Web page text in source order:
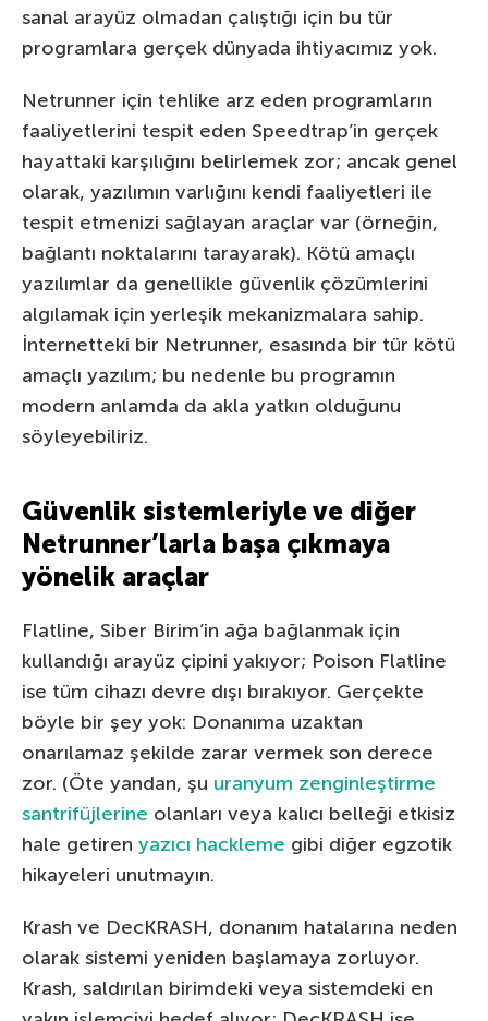
sanal arayüz olmadan çalıştığı için bu tür
programlara gerçek dünyada ihtiyacımız yok.
Netrunner için tehlike arz eden programların
faaliyetlerini tespit eden Speedtrap’in gerçek
hayattaki karşılığını belirlemek zor; ancak genel
olarak, yazılımın varlığını kendi faaliyetleri ile
tespit etmenizi sağlayan araçlar var (örneğin,
bağlantı noktalarını tarayarak). Kötü amaçlı
yazılımlar da genellikle güvenlik çözümlerini
algılamak için yerleşik mekanizmalara sahip.
İnternetteki bir Netrunner, esasında bir tür kötü
amaçlı yazılım; bu nedenle bu programın
modern anlamda da akla yatkın olduğunu
söyleyebiliriz.
Güvenlik sistemleriyle ve diğer
Netrunner’larla başa çıkmaya
yönelik araçlar
Flatline, Siber Birim’in ağa bağlanmak için
kullandığı arayüz çipini yakıyor; Poison Flatline
ise tüm cihazı devre dışı bırakıyor. Gerçekte
böyle bir şey yok: Donanıma uzaktan
onarılamaz şekilde zarar vermek son derece
zor. (Öte yandan, şu uranyum zenginleştirme
santrifüjlerine olanları veya kalıcı belleği etkisiz
hale getiren yazıcı hackleme gibi diğer egzotik
hikayeleri unutmayın.
Krash ve DecKRASH, donanım hatalarına neden
olarak sistemi yeniden başlamaya zorluyor.
Krash, saldırılan birimdeki veya sistemdeki en